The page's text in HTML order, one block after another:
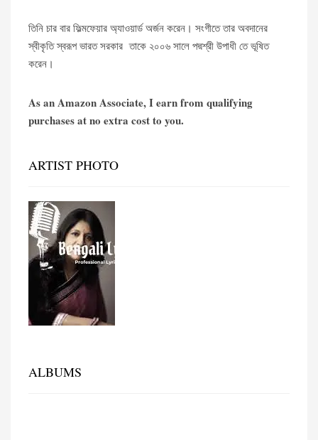
তিনি চার বার ফিল্মফেয়ার অ্যাওয়ার্ড অর্জন করেন। সংগীতে তার অবদানের
স্বীকৃতি স্বরূপ ভারত সরকার তাকে ২০০৬ সালে পদ্মশ্রী উপাধী তে ভূষিত
করেন।
As an Amazon Associate, I earn from qualifying
purchases at no extra cost to you.
ARTIST PHOTO
ALBUMS